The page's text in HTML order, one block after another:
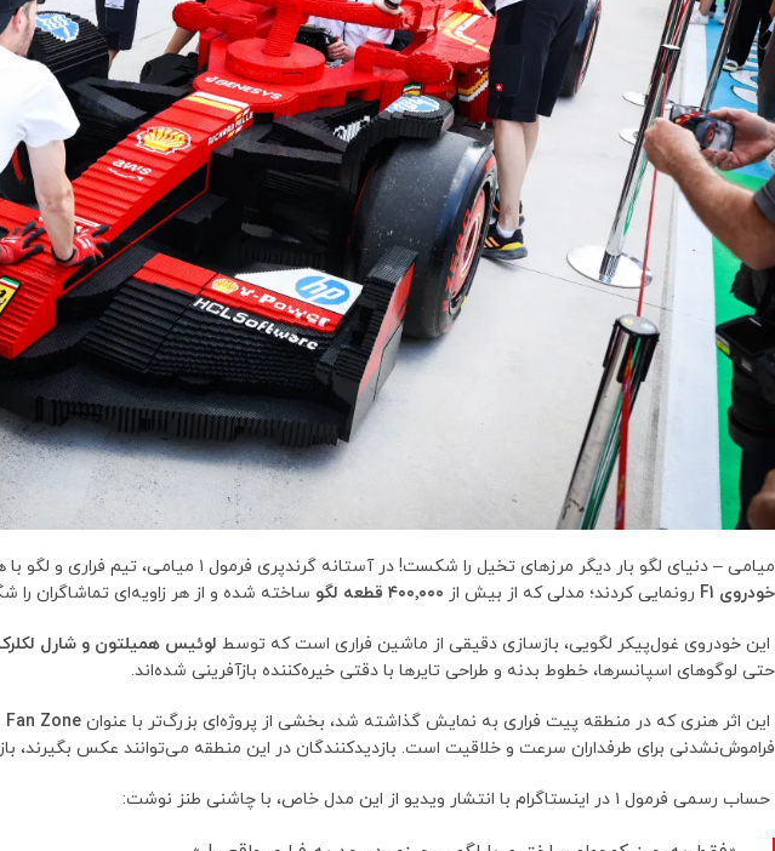
میامی – دنیای لگو بار دیگر مرزهای تخیل را شکست! در آستانه گرندپری فرمول ۱ میامی، تیم فراری و لگو با همکاری یکدیگر، از یک
خودروی F1
رونمایی کردند؛ مدلی که از بیش از ۴۰۰٬۰۰۰ قطعه لگو ساخته شده و از هر زاویه‌ای تماشاگران را
این خودروی غول‌پیکر لگویی، بازسازی دقیقی از ماشین فراری است که توسط لوئیس همیلتون و شارل
حتی لوگوهای اسپانسرها، خطوط بدنه و طراحی تایرها با دقتی خیره‌کننده بازآفرینی شده‌اند.
این اثر هنری که در منطقه پیت فراری به نمایش گذاشته شد، بخشی از پروژه‌ای بزرگ‌تر با عنوان Fan Zone
فراموش‌نشدنی برای طرفداران سرعت و خلاقیت است. بازدیدکنندگان در این منطقه می‌توانند عکس بگیرند،
حساب رسمی فرمول ۱ در اینستاگرام با انتشار ویدیو از این مدل خاص، با چاشنی طنز نوشت: